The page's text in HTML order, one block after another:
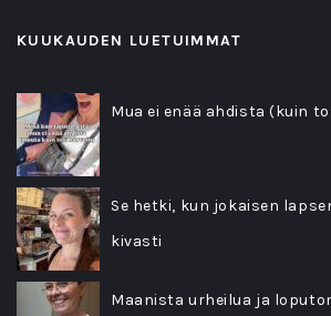
KUUKAUDEN LUETUIMMAT
Mua ei enää ahdista (kuin
Se hetki, kun jokaisen
kivasti
Maanista urheilua ja